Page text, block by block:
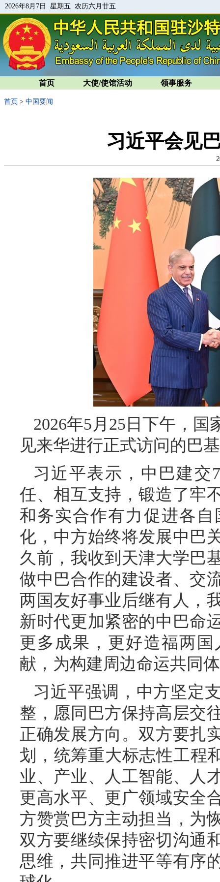
2026年8月7日 星期五 农历六月廿五
首页 大使/使馆活动 领事服务
首页 > 中国要闻
习近平会见
2026年5月25日下午，
见来华进行正式访问的巴
习近平表示，中巴建交
任、相互支持，锻造了牢
和务实合作有力促进各
化，中方始终将发展中巴
久前，我收到天津大学巴
做中巴合作的建设者、交
两国友好事业后继有人，
新时代更加紧密的中巴命
更多成果，更好造福两
献，为构建周边命运共同
习近平强调，中方坚定
整，愿同巴方保持高层交
正确发展方向。双方要扎
划，统筹重大标志性工程
业、产业、人工智能、人
更高水平、更广领域安全
方赞赏巴方主动担当，为
双方要继续保持密切沟通
思维，共同推进平等有序